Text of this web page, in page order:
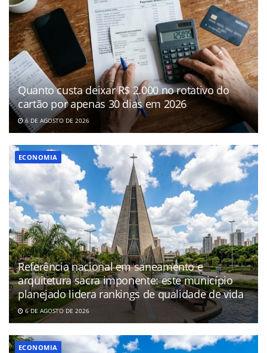
Quanto custa deixar R$ 2.000 no rotativo do
cartão por apenas 30 dias em 2026
6 DE AGOSTO DE 2026
ECONOMIA
Referência nacional em saneamento e
arquitetura sacra imponente: este município
planejado lidera rankings de qualidade de vida
6 DE AGOSTO DE 2026
ECONOMIA